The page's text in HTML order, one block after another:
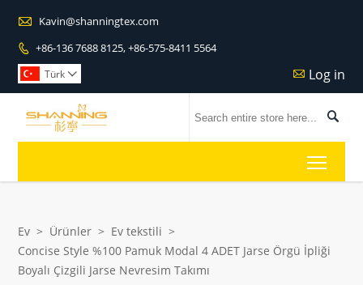
 Kavin@shanningtex.com
 +86-136 7688 8125, +86-575-8411 5564
 Log in
Türk 

Ev > Ürünler > Ev tekstili >
Concise Style %100 Pamuk Modal 4 ADET Jarse Örgü İpliği
Boyalı Çizgili Jarse Nevresim Takımı